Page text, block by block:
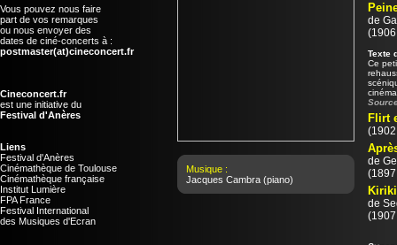
Vous pouvez nous faire
part de vos remarques
ou nous envoyer des
dates de ciné-concerts à :
postmaster(at)cineconcert.fr
Cineconcert.fr
est une initiative du
Festival d'Anères
Liens
Festival d'Anères
Cinémathèque de Toulouse
Cinémathèque française
Institut Lumière
FPA France
Festival International
des Musiques d'Ecran
Musique :
Jacques Cambra (piano)
de
Texte
Ce
Flirt
de
de